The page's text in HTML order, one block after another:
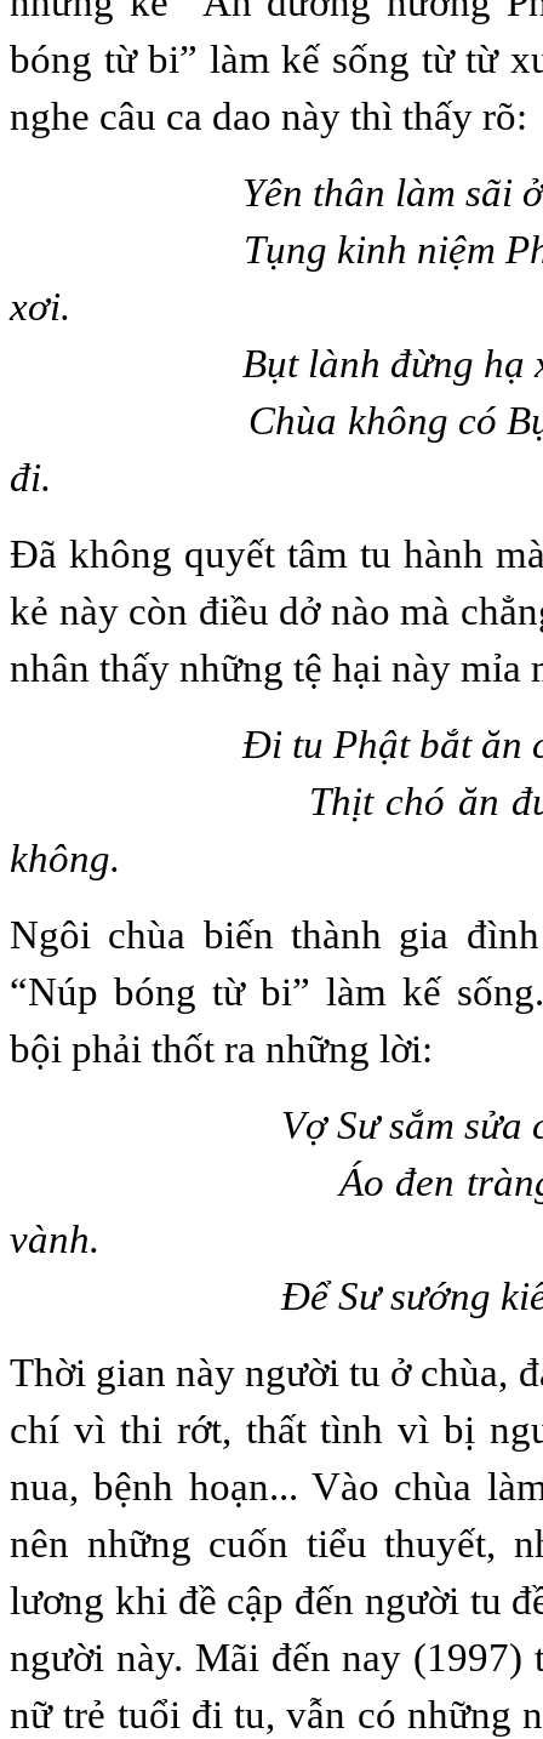
bóng từ bi” làm kế sống từ từ
nghe câu ca dao này thì thấy rõ:
Yên thân làm sãi ở
Tụng kinh niệm Phật
xơi.
Bụt lành đừng hạ
Chùa không có Bụt,
đi.
Đã không quyết tâm tu hành
kẻ này còn điều dở nào mà
nhân thấy những tệ hại này mỉa
Đi tu Phật bắt ăn
Thịt chó ăn được,
không.
Ngôi chùa biến thành gia
“Núp bóng từ bi” làm kế
bội phải thốt ra những lời:
Vợ Sư sắm sửa
Áo đen tràng hạt,
vành.
Để Sư sướng kiếp
Thời gian này người tu ở chùa,
chí vì thi rớt, thất tình vì bị
nua, bệnh hoạn... Vào chùa
nên những cuốn tiểu thuyết,
lương khi đề cập đến người tu
người này. Mãi đến nay (1997)
nữ trẻ tuổi đi tu, vẫn có những